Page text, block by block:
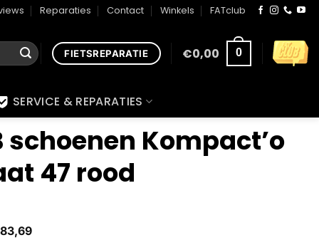
Reparaties Contact Winkels FATclub
FIETSREPARATIE €0,00 0
SERVICE & REPARATIES
schoenen Kompact’o
47 rood
83,69